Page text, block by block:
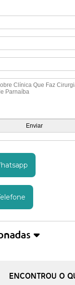
ENCONTROU O